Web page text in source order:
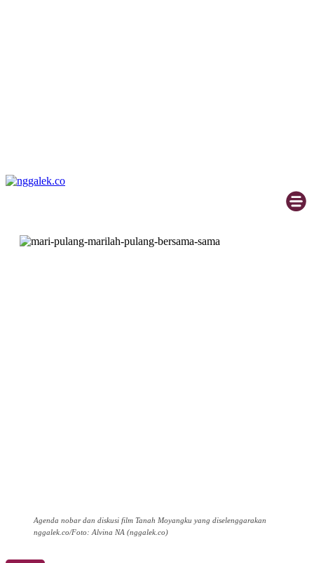
Agenda nobar dan diskusi film Tanah Moyangku yang diselenggarakan
nggalek.co/Foto: Alvina NA (nggalek.co)